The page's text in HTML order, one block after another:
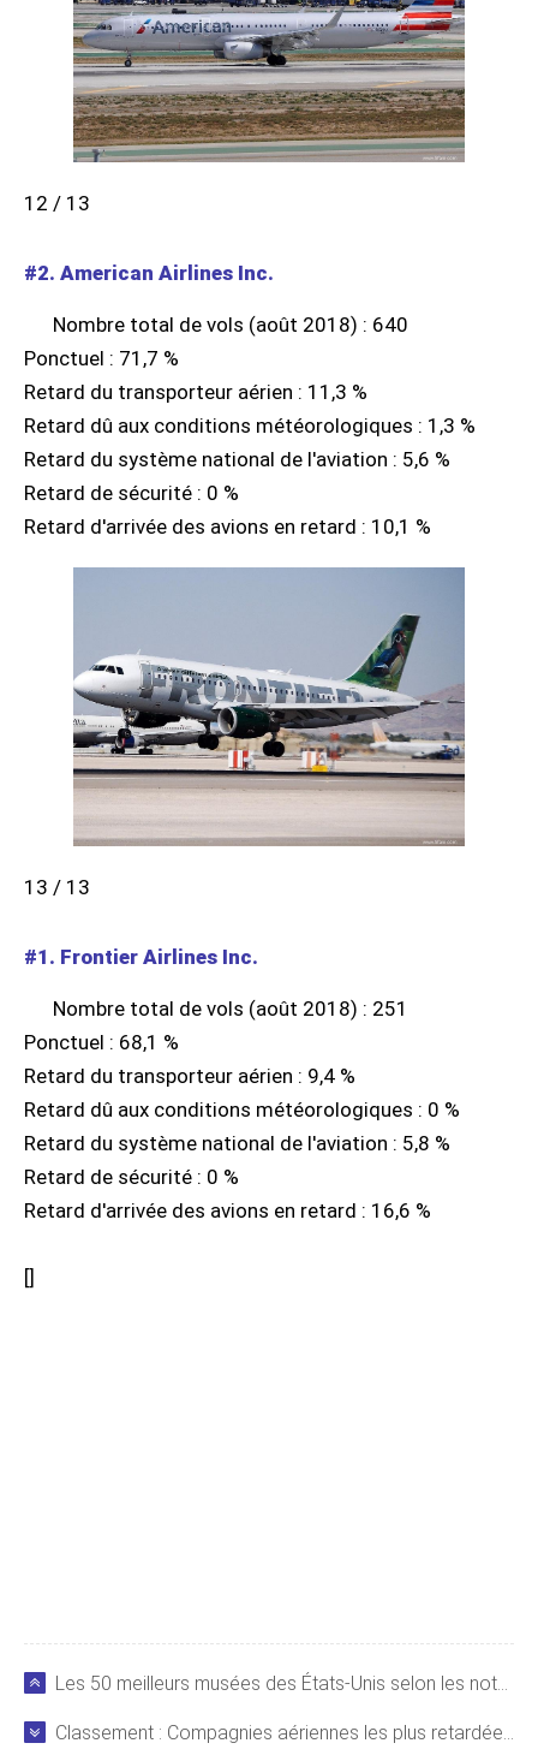
12 / 13
#2. American Airlines Inc.
Nombre total de vols (août 2018) : 640
Ponctuel : 71,7 %
Retard du transporteur aérien : 11,3 %
Retard dû aux conditions météorologiques : 1,3 %
Retard du système national de l'aviation : 5,6 %
Retard de sécurité : 0 %
Retard d'arrivée des avions en retard : 10,1 %
13 / 13
#1. Frontier Airlines Inc.
Nombre total de vols (août 2018) : 251
Ponctuel : 68,1 %
Retard du transporteur aérien : 9,4 %
Retard dû aux conditions météorologiques : 0 %
Retard du système national de l'aviation : 5,8 %
Retard de sécurité : 0 %
Retard d'arrivée des avions en retard : 16,6 %
[]
Les 50 meilleurs musées des États-Unis selon les notes Foursquare
Classement : Compagnies aériennes les plus retardées à l'aéroport de Boston Logan (BOS)